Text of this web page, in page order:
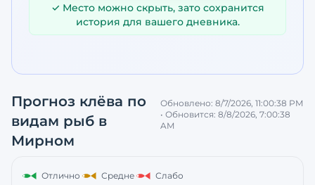
✓ Место можно скрыть, зато сохранится
история для вашего дневника.
Прогноз клёва по
видам рыб в
Мирном
Обновлено: 8/7/2026, 11:00:38 PM
• Обновится: 8/8/2026, 7:00:38
AM
Отлично Средне Слабо